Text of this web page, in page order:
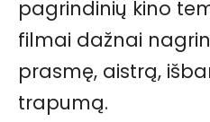
pagrindinių kino
filmai dažnai
prasmę, aistrą,
trapumą.